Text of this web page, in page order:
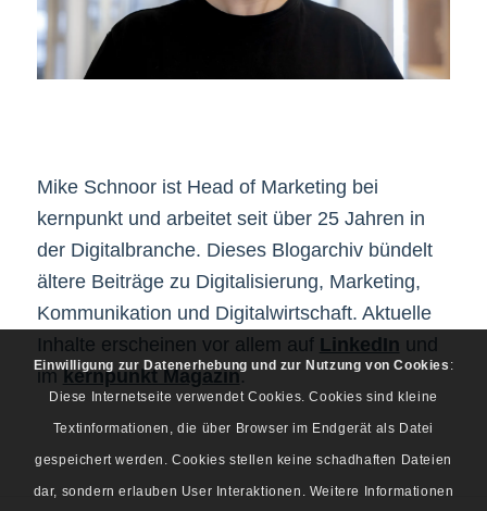
Mike Schnoor ist Head of Marketing bei
kernpunkt und arbeitet seit über 25 Jahren in
der Digitalbranche. Dieses Blogarchiv bündelt
ältere Beiträge zu Digitalisierung, Marketing,
Kommunikation und Digitalwirtschaft. Aktuelle
Inhalte erscheinen vor allem auf LinkedIn und
imkernpunkt Magazin.
Einwilligung zur Datenerhebung und zur Nutzung von Cookies :
Diese Internetseite verwendet Cookies. Cookies sind kleine
Textinformationen, die über Browser im Endgerät als Datei
gespeichert werden. Cookies stellen keine schadhaften Dateien
dar, sondern erlauben User Interaktionen. Weitere Informationen